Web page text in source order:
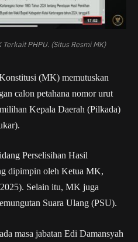
PHPU. (Situs Resmi MK)
(MK) memutuskan
calon petahana nomor urut
Kepala Daerah (Pilkada)
Perselisihan Hasil
dipimpin oleh Ketua MK,
Selain itu, MK juga
Suara Ulang (PSU).
masa jabatan Edi Damansyah